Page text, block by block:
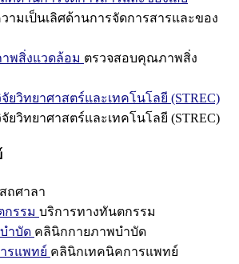
ามเป็นเลิศด้านการจัดการสารและของ
พสิ่งแวดล้อม ตรวจสอบคุณภาพสิ่ง
ยวิทยาศาสตร์และเทคโนโลยี (STREC)
ยวิทยาศาสตร์และเทคโนโลยี (STREC)
ถศาลา
กรรม บริการทางทันตกรรม
ำบัด คลินิกกายภาพบำบัด
รแพทย์ คลินิกเทคนิคการแพทย์